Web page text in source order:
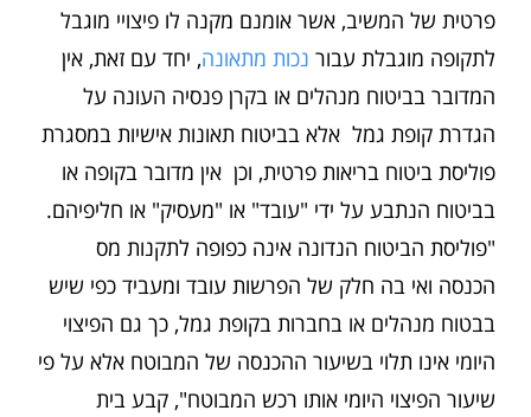
פרטית של המשיב, אשר אומנם מקנה לו פיצויי מוגבל
לתקופה מוגבלת עבור נכות מתאונה, יחד עם זאת, אין
המדובר בביטוח מנהלים או בקרן פנסיה העונה על
הגדרת קופת גמל אלא בביטוח תאונות אישיות במסגרת
פוליסת ביטוח בריאות פרטית, וכן אין מדובר בקופה או
בביטוח הנתבע על ידי "עובד" או "מעסיק" או חליפיהם.
"פוליסת הביטוח הנדונה אינה כפופה לתקנות מס
הכנסה ואי בה חלק של הפרשות עובד ומעביד כפי שיש
בבטוח מנהלים או בחברות בקופת גמל, כך גם הפיצוי
היומי אינו תלוי בשיעור ההכנסה של המבוטח אלא על פי
שיעור הפיצוי היומי אותו רכש המבוטח", קבע בית